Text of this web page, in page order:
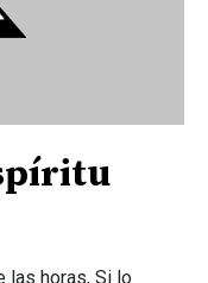
las horas, Si lo